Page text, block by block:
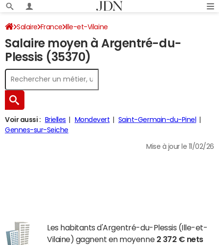
Salaire France Ille-et-Vilaine
Salaire moyen à Argentré-du-
Plessis (35370)
Voir aussi : Brielles Mondevert
Saint-Germain-du-Pinel
Gennes-sur-Seiche
Mise à jour le 11/02/26
Les habitants d'Argentré-du-Plessis (Ille-et-
Vilaine) gagnent en moyenne 2 372 € nets